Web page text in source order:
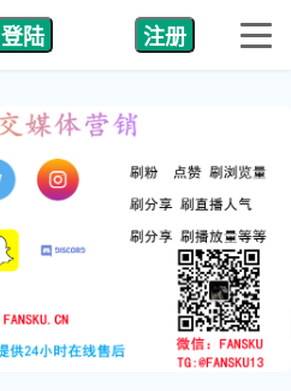
登陆 注册